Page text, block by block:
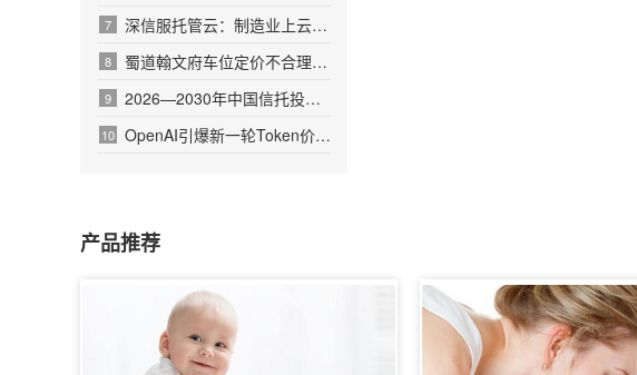
7 深信服托管云：制造业上云首选
8 蜀道翰文府车位定价不合理物业不作为管理差投诉
9 2026—2030年中国信托投资行业：家族信托、REITs与
10 OpenAI引爆新一轮Token价格战应用爆发与算力扩容同步
产品推荐